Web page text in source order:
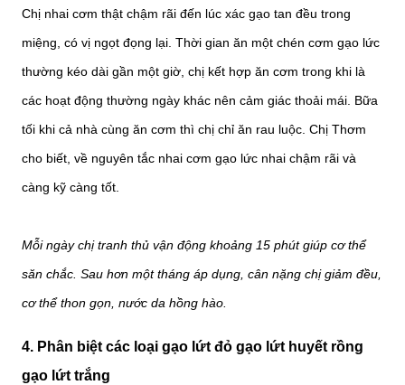
Chị nhai cơm thật chậm rãi đến lúc xác gạo tan đều trong
miệng, có vị ngọt đọng lại. Thời gian ăn một chén cơm gạo lức
thường kéo dài gần một giờ, chị kết hợp ăn cơm trong khi là
các hoạt động thường ngày khác nên cảm giác thoải mái. Bữa
tối khi cả nhà cùng ăn cơm thì chị chỉ ăn rau luộc. Chị Thơm
cho biết, về nguyên tắc nhai cơm gạo lức nhai chậm rãi và
càng kỹ càng tốt.
Mỗi ngày chị tranh thủ vận động khoảng 15 phút giúp cơ thể
săn chắc. Sau hơn một tháng áp dụng, cân nặng chị giảm đều,
cơ thể thon gọn, nước da hồng hào.
4. Phân biệt các loại gạo lứt đỏ gạo lứt huyết rồng
gạo lứt trắng